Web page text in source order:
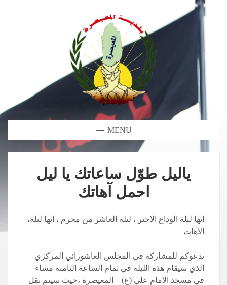
MENU
ياليل طوّل ساعاتك يا ليل
احمل آهاتك
،انها ليلة الوداع الاخير ، ليلة العاشر من محرم ، انها ليلة
الآهات
ندعوكم للمشاركة في المجلس العاشورائي المركزي
الذي سيقام هذه الليلة في تمام الساعة الثامنة مساء
في مسجد الامام علي (ع) – المعيصرة ،حيث سيتم نقل